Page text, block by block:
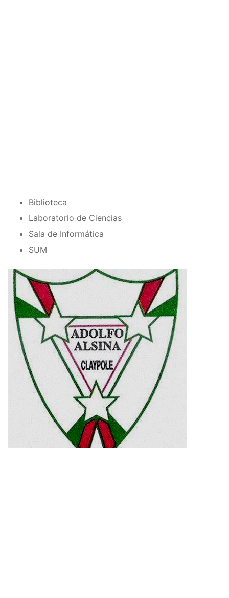
Biblioteca
Laboratorio de Ciencias
Sala de Informática
SUM